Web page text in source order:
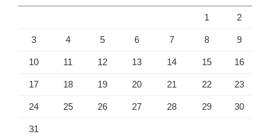
1 2
3 4 5 6 7 8 9
10 11 12 13 14 15 16
17 18 19 20 21 22 23
24 25 26 27 28 29 30
31